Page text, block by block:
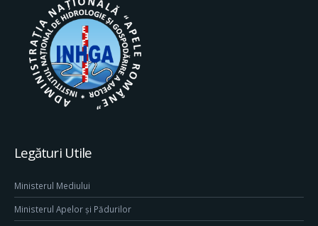
Legături Utile
Ministerul Mediului
Ministerul Apelor și Pădurilor